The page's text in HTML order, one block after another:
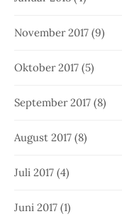
November 2017 (9)
Oktober 2017 (5)
September 2017 (8)
August 2017 (8)
Juli 2017 (4)
Juni 2017 (1)